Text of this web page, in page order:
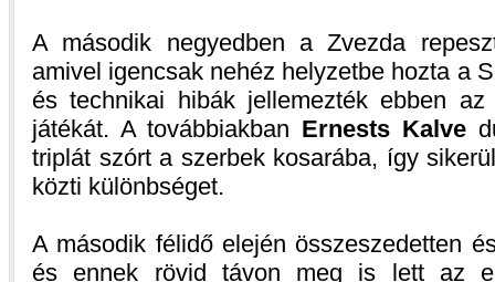
A második negyedben a Zvezda
amivel igencsak nehéz helyzetbe hozta a
és technikai hibák jellemezték ebben
játékát. A továbbiakban Ernests Kalve
triplát szórt a szerbek kosarába, így
közti különbséget.
A második félidő elején összeszedetten
és ennek rövid távon meg is lett az